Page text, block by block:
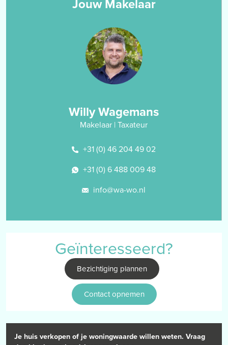
- appartement is v.v. een geïsoleerd dak;
- appartement is v.v. houten kozijnen;
- appartement is v.v. dubbele beglazing;
- (verlichte) parkeerplaats aanwezig aan de achterzijde van het
- waarborgsom is €1.600,--.
Jouw Makelaar
Willy Wagemans
Makelaar | Taxateur
+31 (0) 46 204 49 02
+31 (0) 6 488 009 48
info@wa-wo.nl
Geïnteresseerd?
Bezichtiging plannen
Contact opnemen
Je huis verkopen of je woningwaarde willen weten. Vraag